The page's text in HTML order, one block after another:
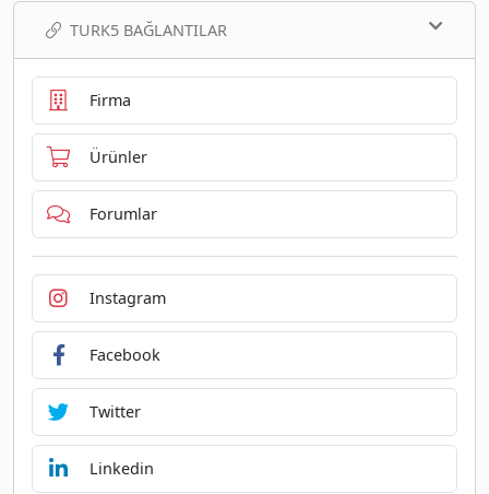
TURK5 BAĞLANTILAR
Firma
Ürünler
Forumlar
Instagram
Facebook
Twitter
Linkedin